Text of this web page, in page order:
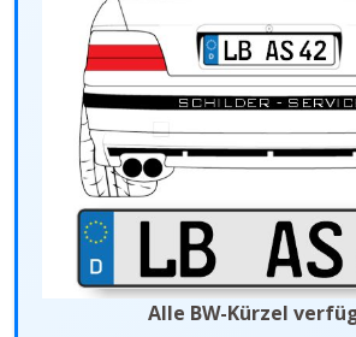
Alle BW-Kürzel